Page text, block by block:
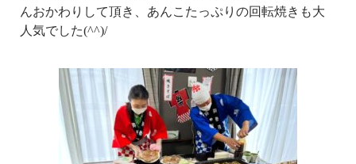
んおかわりして頂き、あんこたっぷりの回転焼きも大
人気でした(^^)/